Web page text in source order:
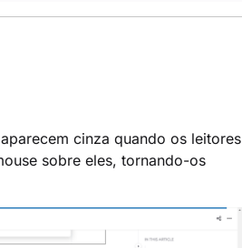
cinza quando os leitores
sobre eles, tornando-os